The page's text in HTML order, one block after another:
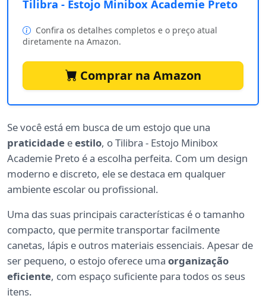
Tilibra - Estojo Minibox Academie Preto
Confira os detalhes completos e o preço atual
diretamente na Amazon.
Comprar na Amazon
Se você está em busca de um estojo que una
praticidade eestilo, o Tilibra - Estojo Minibox
Academie Preto é a escolha perfeita. Com um design
moderno e discreto, ele se destaca em qualquer
ambiente escolar ou profissional.
Uma das suas principais características é o tamanho
compacto, que permite transportar facilmente
canetas, lápis e outros materiais essenciais. Apesar de
ser pequeno, o estojo oferece uma organização
eficiente, com espaço suficiente para todos os seus
itens.